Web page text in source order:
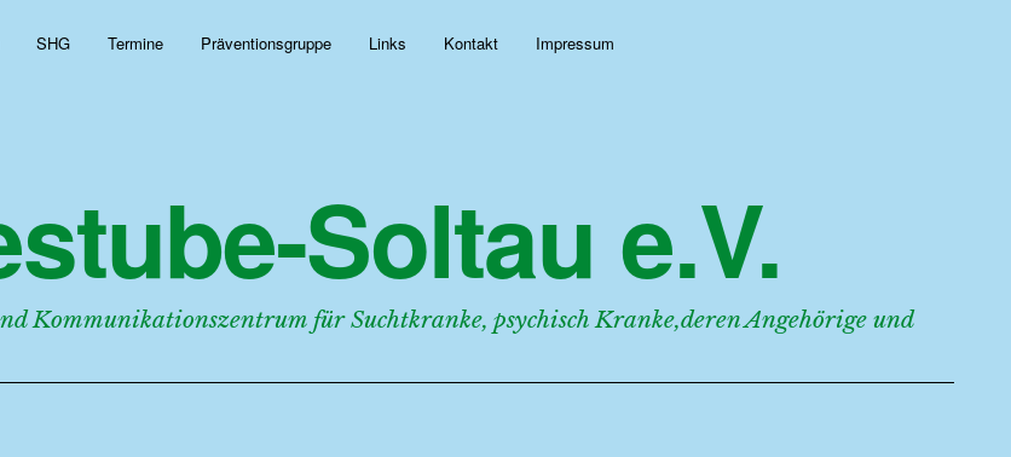
SHG Termine Präventionsgruppe Links Kontakt Impressum
Soltau e.V.
Kommunikationszentrum für Suchtkranke, psychisch Kranke,deren Angehörige und